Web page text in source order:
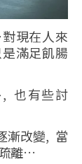
現在人來
滿足飢腸
, 也有些討
漸改變, 當
離…